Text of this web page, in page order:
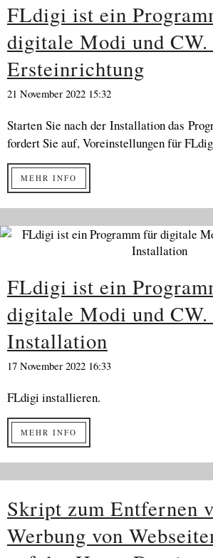
FLdigi ist ein
digitale Modi und
Ersteinrichtung
21 November 2022 15:32
Starten Sie nach der Installation das
fordert Sie auf, Voreinstellungen für
MEHR INFO
FLdigi ist ein
digitale Modi und
Installation
17 November 2022 16:33
FLdigi installieren.
MEHR INFO
Skript zum Entfernen
Werbung von